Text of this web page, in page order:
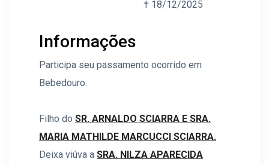
† 18/12/2025
Informações
Participa seu passamento ocorrido em
Bebedouro.
Filho do SR. ARNALDO SCIARRA E SRA.
MARIA MATHILDE MARCUCCI SCIARRA.
Deixa viúva a SRA. NILZA APARECIDA